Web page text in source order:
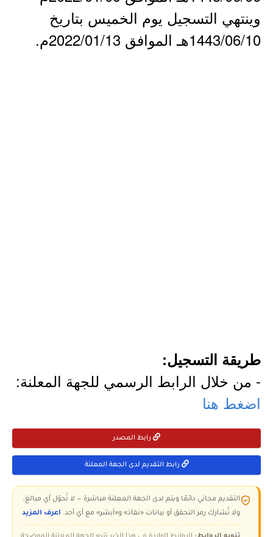
وينتهي التسجيل يوم الخميس بتاريخ
1443/06/10هـ الموافق 2022/01/13م.
طريقة التسجيل:
- من خلال الرابط الرسمي للجهة المعلنة:
اضغط هنا
رابط المصدر
رابط التقديم لدى الجهة المعلنة
التقديم مجاني دائمًا ويتم لدى الجهة المعلنة مباشرة — لا تُحوّل أي مبالغ،
ولا تُشارك رمز التحقق أو بيانات «نفاذ» و«أبشر» مع أي أحد. اعرف المزيد